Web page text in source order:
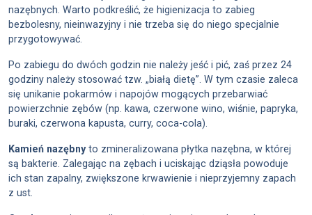
nazębnych. Warto podkreślić, że higienizacja to zabieg
bezbolesny, nieinwazyjny i nie trzeba się do niego specjalnie
przygotowywać.
Po zabiegu do dwóch godzin nie należy jeść i pić, zaś przez 24
godziny należy stosować tzw. „białą dietę”. W tym czasie zaleca
się unikanie pokarmów i napojów mogących przebarwiać
powierzchnie zębów (np. kawa, czerwone wino, wiśnie, papryka,
buraki, czerwona kapusta, curry, coca-cola).
Kamień nazębnyto zmineralizowana płytka nazębna, w której
są bakterie. Zalegając na zębach i uciskając dziąsła powoduje
ich stan zapalny, zwiększone krwawienie i nieprzyjemny zapach
z ust.